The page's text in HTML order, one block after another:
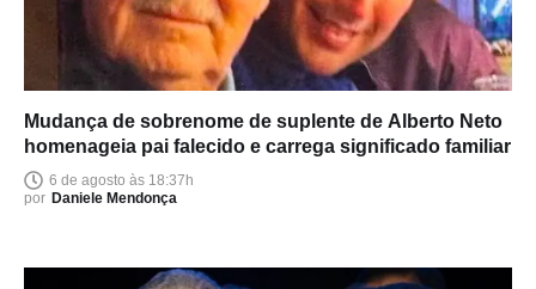
Mudança de sobrenome de suplente de Alberto Neto
homenageia pai falecido e carrega significado familiar
6 de agosto às 18:37h
por Daniele Mendonça